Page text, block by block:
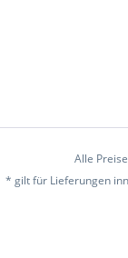
Alle
* gilt für Lieferungen